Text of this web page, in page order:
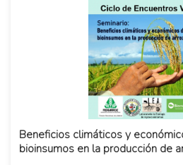
Beneficios climáticos y
bioinsumos en la producción de